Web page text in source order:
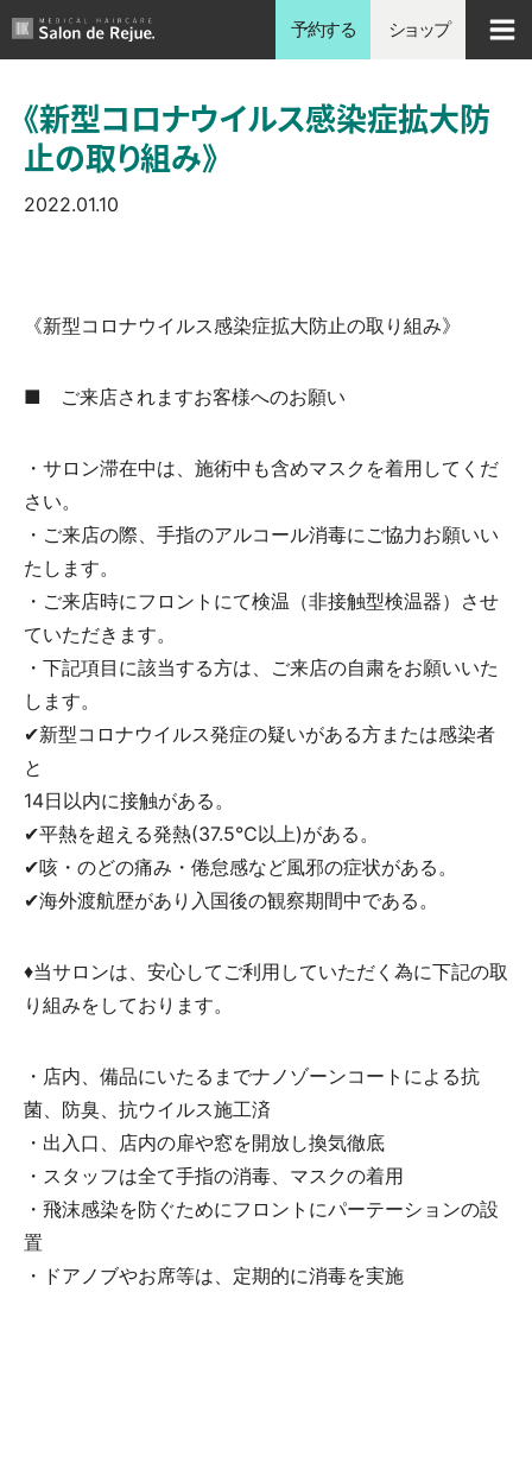
内
予約する ショップ
《新型コロナウイルス感染症拡大防
止の取り組み》
2022.01.10
《新型コロナウイルス感染症拡大防止の取り組み》
■ ご来店されますお客様へのお願い
・サロン滞在中は、施術中も含めマスクを着用してくだ
さい。
・ご来店の際、手指のアルコール消毒にご協力お願いい
たします。
・ご来店時にフロントにて検温（非接触型検温器）させ
ていただきます。
・下記項目に該当する方は、ご来店の自粛をお願いいた
します。
✔新型コロナウイルス発症の疑いがある方または感染者
と
14日以内に接触がある。
✔平熱を超える発熱(37.5℃以上)がある。
✔咳・のどの痛み・倦怠感など風邪の症状がある。
✔海外渡航歴があり入国後の観察期間中である。
♦当サロンは、安心してご利用していただく為に下記の取
り組みをしております。
・店内、備品にいたるまでナノゾーンコートによる抗
菌、防臭、抗ウイルス施工済
・出入口、店内の扉や窓を開放し換気徹底
・スタッフは全て手指の消毒、マスクの着用
・飛沫感染を防ぐためにフロントにパーテーションの設
置
・ドアノブやお席等は、定期的に消毒を実施